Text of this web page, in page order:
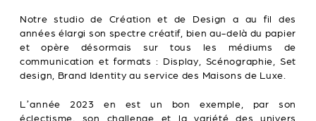
Notre studio de Création et de Design a au fil des
années élargi son spectre créatif, bien au-delà du papier
et opère désormais sur tous les médiums de
communication et formats : Display, Scénographie, Set
design, Brand Identity au service des Maisons de Luxe.
L’année 2023 en est un bon exemple, par son
éclectisme, son challenge et la variété des univers